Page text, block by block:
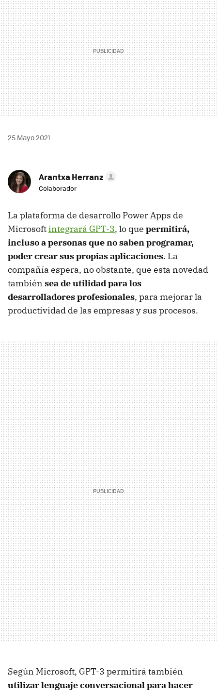
25 Mayo 2021
Arantxa Herranz
Colaborador
La plataforma de desarrollo Power Apps de
Microsoftintegrará GPT-3, lo que permitirá,
incluso a personas que no saben programar,
poder crear sus propias aplicaciones. La
compañía espera, no obstante, que esta novedad
también sea de utilidad para los
desarrolladores profesionales, para mejorar la
productividad de las empresas y sus procesos.
Según Microsoft, GPT-3 permitirá también
utilizar lenguaje conversacional para hacer